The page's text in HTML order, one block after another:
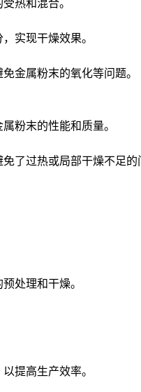
热和混合。
实现干燥效果。
金属粉末的氧化等问题。
粉末的性能和质量。
了过热或局部干燥不足的
处理和干燥。
提高生产效率。